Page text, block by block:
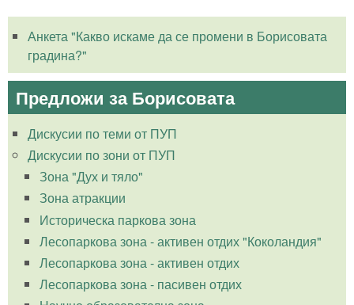
Анкета "Какво искаме да се промени в Борисовата
градина?"
Предложи за Борисовата
Дискусии по теми от ПУП
Дискусии по зони от ПУП
Зона "Дух и тяло"
Зона атракции
Историческа паркова зона
Лесопаркова зона - активен отдих "Коколандия"
Лесопаркова зона - активен отдих
Лесопаркова зона - пасивен отдих